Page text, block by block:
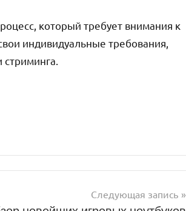
который требует внимания к
индивидуальные требования,
Следующая запись